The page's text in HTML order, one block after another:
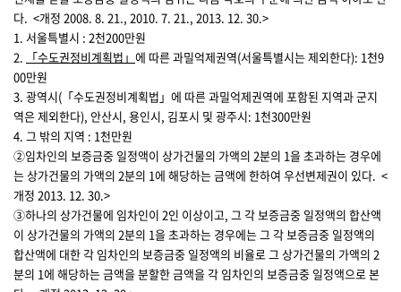
다. <개정 2008. 8. 21., 2010. 7. 21., 2013. 12. 30.>
1. 서울특별시 : 2천200만원
2.
「수도권정비계획법」 에 따른 과밀억제권역(서울특별시는 제외한다): 1천9
00만원
3. 광역시(「수도권정비계획법」에 따른 과밀억제권역에 포함된 지역과 군지
역은 제외한다), 안산시, 용인시, 김포시 및 광주시: 1천300만원
4. 그 밖의 지역 : 1천만원
②임차인의 보증금중 일정액이 상가건물의 가액의 2분의 1을 초과하는 경우에
는 상가건물의 가액의 2분의 1에 해당하는 금액에 한하여 우선변제권이 있다. <
개정 2013. 12. 30.>
③하나의 상가건물에 임차인이 2인 이상이고, 그 각 보증금중 일정액의 합산액
이 상가건물의 가액의 2분의 1을 초과하는 경우에는 그 각 보증금중 일정액의
합산액에 대한 각 임차인의 보증금중 일정액의 비율로 그 상가건물의 가액의 2
분의 1에 해당하는 금액을 분할한 금액을 각 임차인의 보증금중 일정액으로 본